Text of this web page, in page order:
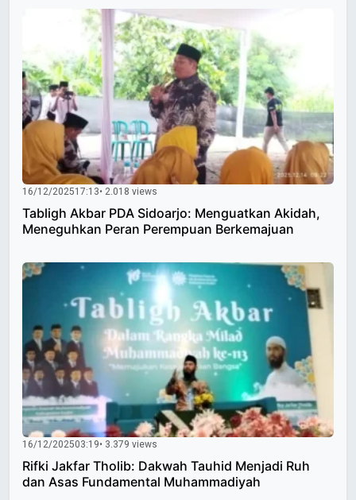
16/12/202517:13• 2.018 views
Tabligh Akbar PDA Sidoarjo: Menguatkan Akidah,
Meneguhkan Peran Perempuan Berkemajuan
16/12/202503:19• 3.379 views
Rifki Jakfar Tholib: Dakwah Tauhid Menjadi Ruh
dan Asas Fundamental Muhammadiyah